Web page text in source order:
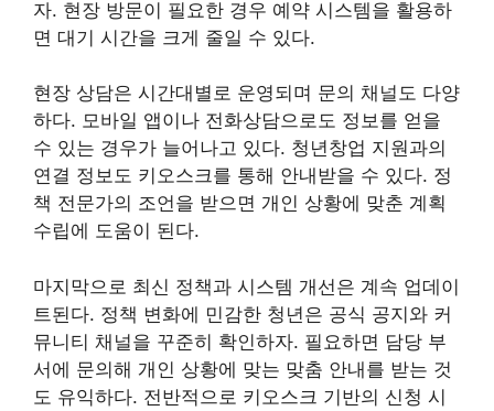
자. 현장 방문이 필요한 경우 예약 시스템을 활용하
면 대기 시간을 크게 줄일 수 있다.
현장 상담은 시간대별로 운영되며 문의 채널도 다양
하다. 모바일 앱이나 전화상담으로도 정보를 얻을
수 있는 경우가 늘어나고 있다. 청년창업 지원과의
연결 정보도 키오스크를 통해 안내받을 수 있다. 정
책 전문가의 조언을 받으면 개인 상황에 맞춘 계획
수립에 도움이 된다.
마지막으로 최신 정책과 시스템 개선은 계속 업데이
트된다. 정책 변화에 민감한 청년은 공식 공지와 커
뮤니티 채널을 꾸준히 확인하자. 필요하면 담당 부
서에 문의해 개인 상황에 맞는 맞춤 안내를 받는 것
도 유익하다. 전반적으로 키오스크 기반의 신청 시